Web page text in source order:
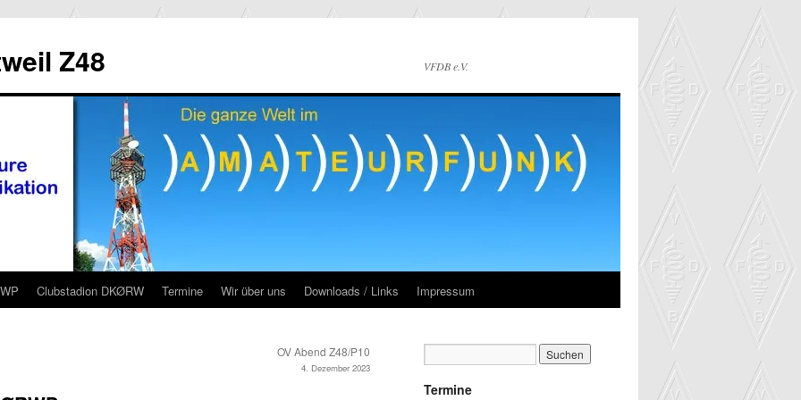
Z48 VFDB e.V.
Clubstadion DKØRW Termine Wir über uns Downloads / Links Impressum
OV Abend Z48/P10
4. Dezember 2023
Termine